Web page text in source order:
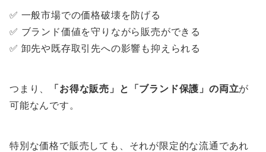
✅ 一般市場での価格破壊を防げる
✅ ブランド価値を守りながら販売ができる
✅ 卸先や既存取引先への影響も抑えられる
つまり、 「お得な販売」と「ブランド保護」の両立が
可能なんです。
特別な価格で販売しても、それが限定的な流通であれ